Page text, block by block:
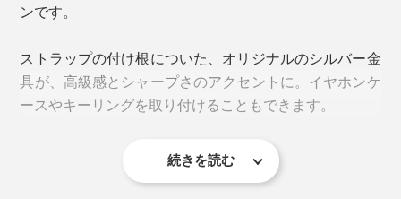
ンです。
ストラップの付け根についた、オリジナルのシルバー金
具が、高級感とシャープさのアクセントに。イヤホンケ
ースやキーリングを取り付けることもできます。
続きを読む